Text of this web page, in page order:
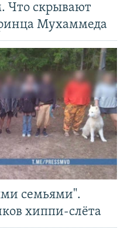
Что скрывают
Мухаммеда
семьями".
хиппи-слёта